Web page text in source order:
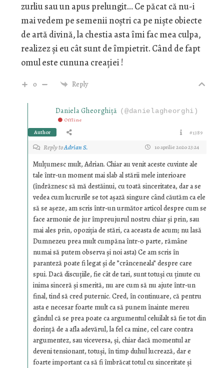
zurliu sau un apus prelungit… Ce păcat că nu-i
mai vedem pe semenii noștri ca pe niște obiecte
de artă divină, la chestia asta îmi fac mea culpa,
realizez și eu cât sunt de împietrit. Când de fapt
omul este cununa creației !
0 Reply
Daniela Gheorghiţă (@danielagheorghi)
Offline
Author #1389
Reply toAdrian S. 10 aprilie 2020 23:24
Mulțumesc mult, Adrian. Chiar au venit aceste cuvinte ale
tale într-un moment mai slab al stării mele interioare
(îndrăznesc să mă destăinui, cu toată sinceritatea, dar a se
vedea cum lucrurile se tot așază singure când căutăm ca ele
să se așeze, am scris într-un următor articol despre cum se
face armonie de jur împreujurul nostru chiar și prin, sau
mai ales prin, opoziția de stări, ca aceasta de acum; nu lasă
Dumnezeu prea mult cumpăna într-o parte, rămâne
numai să putem observa și noi asta) Ce am scris în
paranteză poate fi legat și de ”crânceneala” despre care
spui. Dacă discuțiile, fie cât de tari, sunt totuși cu ținute cu
inima sinceră și smerită, nu are cum să nu ajute într-un
final, tind să cred puternic. Cred, în continuare, că pentru
asta e necesar foarte mult ca să punem înainte mereu
gândul că se prea poate ca argumentul celuilalt să fie tot din
dorință de a afla adevărul, la fel ca mine, cel care contra
argumentez, sau viceversa, și, chiar dacă momentul ar
deveni tensionant, totuși, în timp duhul lucrează, dar e
foarte important ca să fi îmbrăcat totul cu sinceritate și